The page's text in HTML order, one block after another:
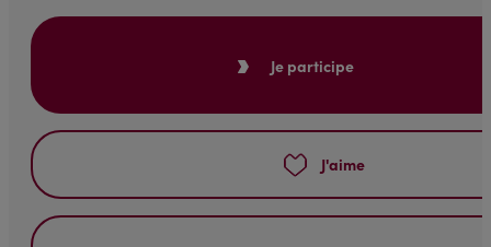
Je participe
J'aime